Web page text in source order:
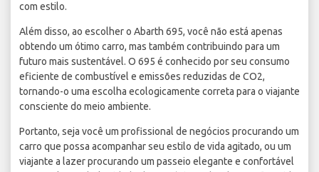
com estilo.
Além disso, ao escolher o Abarth 695, você não está apenas
obtendo um ótimo carro, mas também contribuindo para um
futuro mais sustentável. O 695 é conhecido por seu consumo
eficiente de combustível e emissões reduzidas de CO2,
tornando-o uma escolha ecologicamente correta para o viajante
consciente do meio ambiente.
Portanto, seja você um profissional de negócios procurando um
carro que possa acompanhar seu estilo de vida agitado, ou um
viajante a lazer procurando um passeio elegante e confortável